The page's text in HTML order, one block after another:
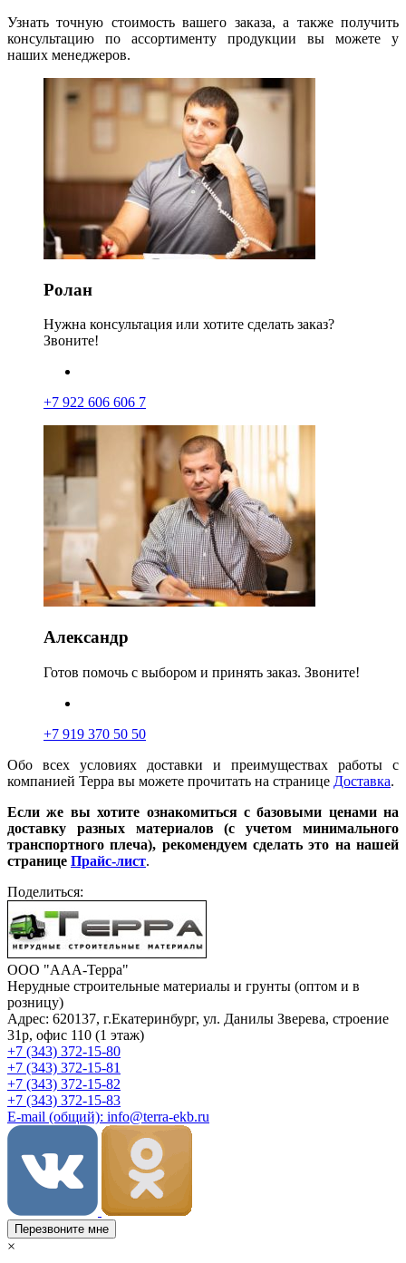
Узнать точную стоимость вашего заказа, а также получить
консультацию по ассортименту продукции вы можете у
наших менеджеров.
Ролан
Нужна консультация или хотите сделать заказ?
Звоните!
+7 922 606 606 7
Александр
Готов помочь с выбором и принять заказ. Звоните!
+7 919 370 50 50
Обо всех условиях доставки и преимуществах работы с
компанией Терра вы можете прочитать на странице Доставка.
Если же вы хотите ознакомиться с базовыми ценами на
доставку разных материалов (с учетом минимального
транспортного плеча), рекомендуем сделать это на нашей
странице Прайс-лист.
Поделиться:
ООО "ААА-Терра"
Нерудные строительные материалы и грунты (оптом и в
розницу)
Адрес: 620137, г.Екатеринбург, ул. Данилы Зверева, строение
31р, офис 110 (1 этаж)
+7 (343) 372-15-80
+7 (343) 372-15-81
+7 (343) 372-15-82
+7 (343) 372-15-83
E-mail (общий): info@terra-ekb.ru
Перезвоните мне
×